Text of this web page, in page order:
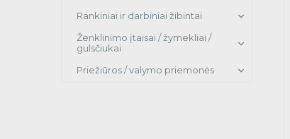
Rankiniai ir darbiniai žibintai
Ženklinimo įtaisai / žymekliai /
gulsčiukai
Priežiūros / valymo priemonės